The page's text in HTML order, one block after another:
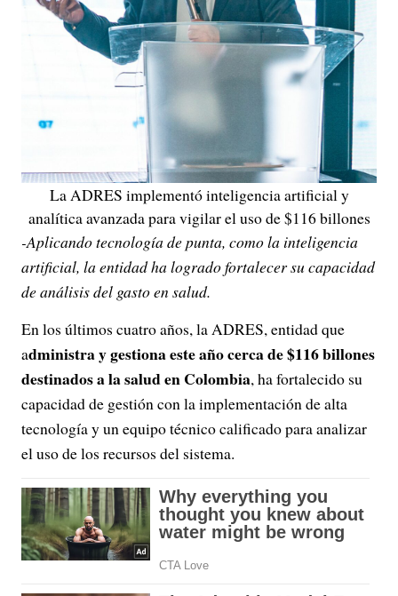
La ADRES implementó inteligencia artificial y
analítica avanzada para vigilar el uso de $116 billones
-Aplicando tecnología de punta, como la inteligencia
artificial, la entidad ha logrado fortalecer su capacidad
de análisis del gasto en salud.
En los últimos cuatro años, la ADRES, entidad que
administra y gestiona este año cerca de $116 billones
destinados a la salud en Colombia, ha fortalecido su
capacidad de gestión con la implementación de alta
tecnología y un equipo técnico calificado para analizar
el uso de los recursos del sistema.